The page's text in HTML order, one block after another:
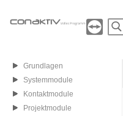
Grundlagen
Systemmodule
Kontaktmodule
Projektmodule